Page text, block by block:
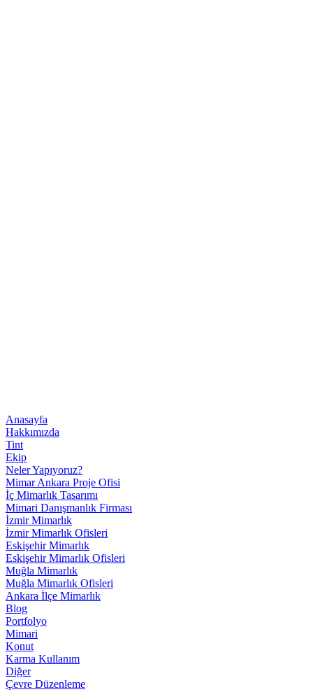
Anasayfa
Hakkımızda
Tint
Ekip
Neler Yapıyoruz?
Mimar Ankara Proje Ofisi
İç Mimarlık Tasarımı
Mimari Danışmanlık Firması
İzmir Mimarlık
İzmir Mimarlık Ofisleri
Eskişehir Mimarlık
Eskişehir Mimarlık Ofisleri
Muğla Mimarlık
Muğla Mimarlık Ofisleri
Ankara İlçe Mimarlık
Blog
Portfolyo
Mimari
Konut
Karma Kullanım
Diğer
Çevre Düzenleme